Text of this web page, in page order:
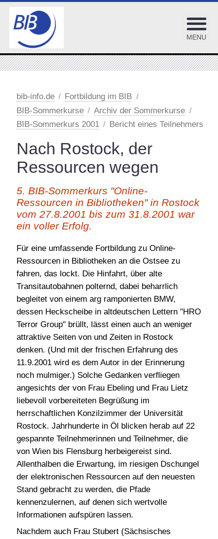
Fortbildungskalender
library-training
BiblioCon/Bibliothekartage
Forum Bibliothekspädagogik
#vBIB
BIB-Sommerkurse
Sommerkurs 2026
Sommerkurs 2024
Sommerkurs 23 - Neuauflage 24
BIB-Sommerkurs 2023
Archiv der Sommerkurse
BIB-Sommerkurs 2022
BIB-Sommerkurs 2021
BIB-Sommerkurs 2020
BIB-Sommerkurs 2019
BIB-Sommerkurs 2018
BIB-Sommerkurs 2017
BIB-Sommerkurs 2016
BIB-Sommerkurs 2015
BIB-Sommerkurs 2014
BIB-Sommerkurs 2013
BIB-Sommerkurs 2012
BIB-Sommerkurs 2011
BIB-Sommerkurs 2010
bib-info.de
Fortbildung im BIB
BIB-Sommerkurse
Archiv der Sommerkurse
BIB-Sommerkurs 2001
Bericht eines Teilnehmers
Nach Rostock, der
Ressourcen wegen
5. BIB-Sommerkurs "Online-
Ressourcen in Bibliotheken" in Rostock
vom 27.8.2001 bis zum 31.8.2001 war
ein voller Erfolg.
Für eine umfassende Fortbildung zu Online-
Ressourcen in Bibliotheken an die Ostsee zu
fahren, das lockt. Die Hinfahrt, über alte
Transitautobahnen polternd, dabei beharrlich
begleitet von einem arg ramponierten BMW,
dessen Heckscheibe in altdeutschen Lettern "HRO
Terror Group" brüllt, lässt einen auch an weniger
attraktive Seiten von und Zeiten in Rostock
denken. (Und mit der frischen Erfahrung des
11.9.2001 wird es dem Autor in der Erinnerung
noch mulmiger.) Solche Gedanken verfliegen
angesichts der von Frau Ebeling und Frau Lietz
liebevoll vorbereiteten Begrüßung im
herrschaftlichen Konzilzimmer der Universität
Rostock. Jahrhunderte in Öl blicken herab auf 22
gespannte Teilnehmerinnen und Teilnehmer, die
von Wien bis Flensburg herbeigereist sind.
Allenthalben die Erwartung, im riesigen Dschungel
der elektronischen Ressourcen auf den neuesten
Stand gebracht zu werden, die Pfade
kennenzulernen, auf denen sich wertvolle
Informationen aufspüren lassen.
Nachdem auch Frau Stubert (Sächsisches
MENU